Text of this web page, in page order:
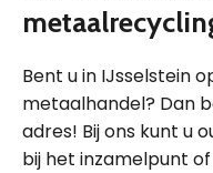
Bent u in IJsselstein
metaalhandel? Dan
adres! Bij ons kunt u
bij het inzamelpunt